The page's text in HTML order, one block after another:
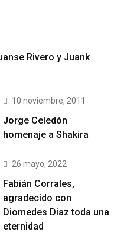
Rivero y Juank
10 noviembre, 2011
Jorge Celedón
homenaje a Shakira
26 mayo, 2022
Fabián Corrales,
agradecido con
Diomedes Diaz toda una
eternidad